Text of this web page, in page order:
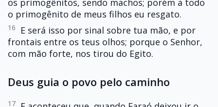
os primogênitos, sendo machos; porém a todo
o primogênito de meus filhos eu resgato.
16
E será isso por sinal sobre tua mão, e por
frontais entre os teus olhos; porque o Senhor,
com mão forte, nos tirou do Egito.
Deus guia o povo pelo caminho
17